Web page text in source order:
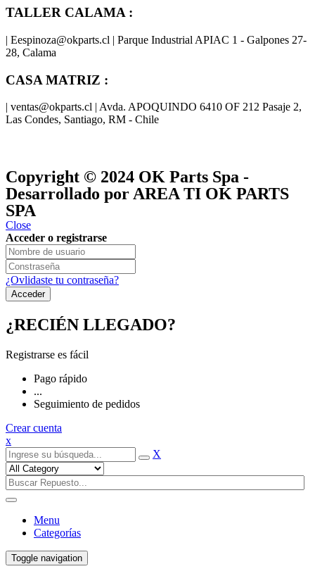
TALLER CALAMA :
| Eespinoza@okparts.cl | Parque Industrial APIAC 1 - Galpones 27-
28, Calama
CASA MATRIZ :
| ventas@okparts.cl | Avda. APOQUINDO 6410 OF 212 Pasaje 2,
Las Condes, Santiago, RM - Chile
Copyright © 2024 OK Parts Spa -
Desarrollado por AREA TI OK PARTS
SPA
Close
Acceder o registrarse
¿Ovlidaste tu contraseña?
¿RECIÉN LLEGADO?
Registrarse es fácil
Pago rápido
...
Seguimiento de pedidos
Crear cuenta
x
X
Menu
Categorías
Toggle navigation